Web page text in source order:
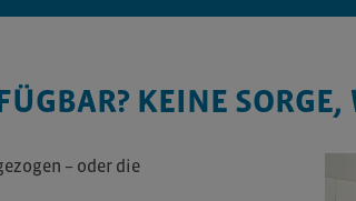
KEINE
– oder die